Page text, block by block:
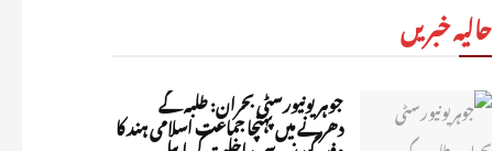
حالیہ خبریں
جوہر یونیورسٹی بحران: طلبہ کے
دھرنے میں پہنچا جماعت اسلامی ہند کا